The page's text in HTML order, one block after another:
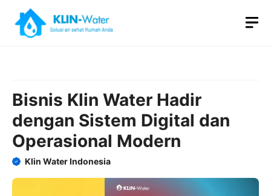
content
Bisnis Klin Water Hadir
dengan Sistem Digital dan
Operasional Modern
Klin Water Indonesia